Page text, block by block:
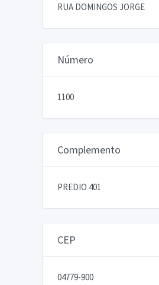
RUA DOMINGOS JORGE
Número
1100
Complemento
PREDIO 401
CEP
04779-900